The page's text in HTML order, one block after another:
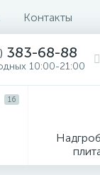
Контакты
383-68-88
10:00-21:00
16